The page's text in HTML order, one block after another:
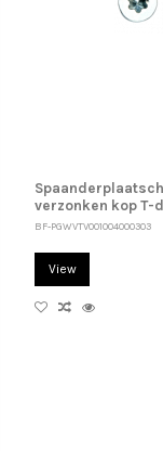
verzonken kop
BF-PGWVTV001004000303
View